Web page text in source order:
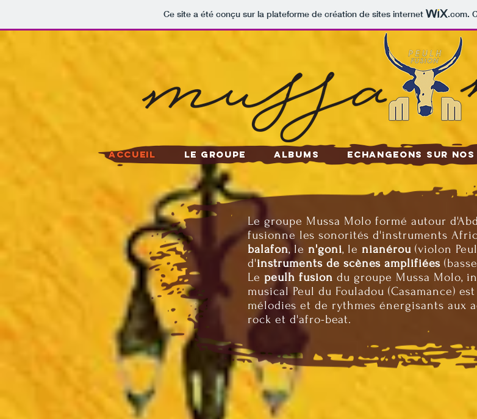
Ce site a été conçu sur la plateforme de création de sites internet .com.
Le groupe Mussa Molo formé autour
fusionne les sonorités d'instruments
balafon, le n'goni, le nianérou (violon
d'instruments de scènes amplifiées
Le peulh fusion du groupe Mussa Molo,
musical Peul du Fouladou (Casamance)
mélodies et de rythmes énergisants aux
rock et d'afro-beat.
Accueil Le Groupe Albums Echangeons sur